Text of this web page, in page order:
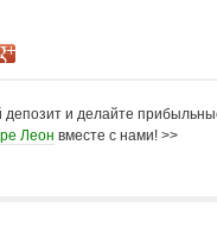
депозит и делайте
Леон вместе с нами! >>